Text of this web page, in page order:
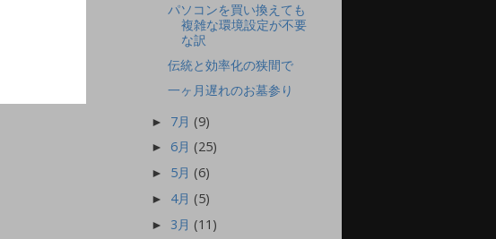
パソコンを買い換えても
複雑な環境設定が不要
な訳
伝統と効率化の狭間で
一ヶ月遅れのお墓参り
► 7月 (9)
► 6月 (25)
► 5月 (6)
► 4月 (5)
► 3月 (11)